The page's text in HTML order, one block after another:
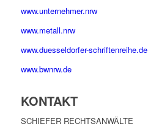
www.unternehmer.nrw
www.metall.nrw
www.duesseldorfer-schriftenreihe.de
www.bwnrw.de
KONTAKT
SCHIEFER RECHTSANWÄLTE